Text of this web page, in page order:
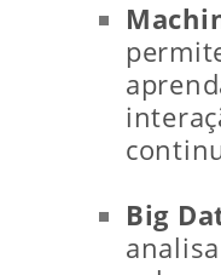
Big